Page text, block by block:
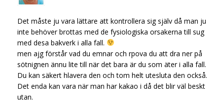
Det måste ju vara lättare att kontrollera sig själv då man ju
inte behöver brottas med de fysiologiska orsakerna till sug
med desa bakverk i alla fall.
men ajg förstår vad du emnar och rpova du att dra ner på
sötnignen ännu lite till när det bara är du som äter i alla fall.
Du kan säkert hlavera den och tom helt utesluta den också.
Det enda kan vara när man har kakao i då det blir väl beskt
utan.